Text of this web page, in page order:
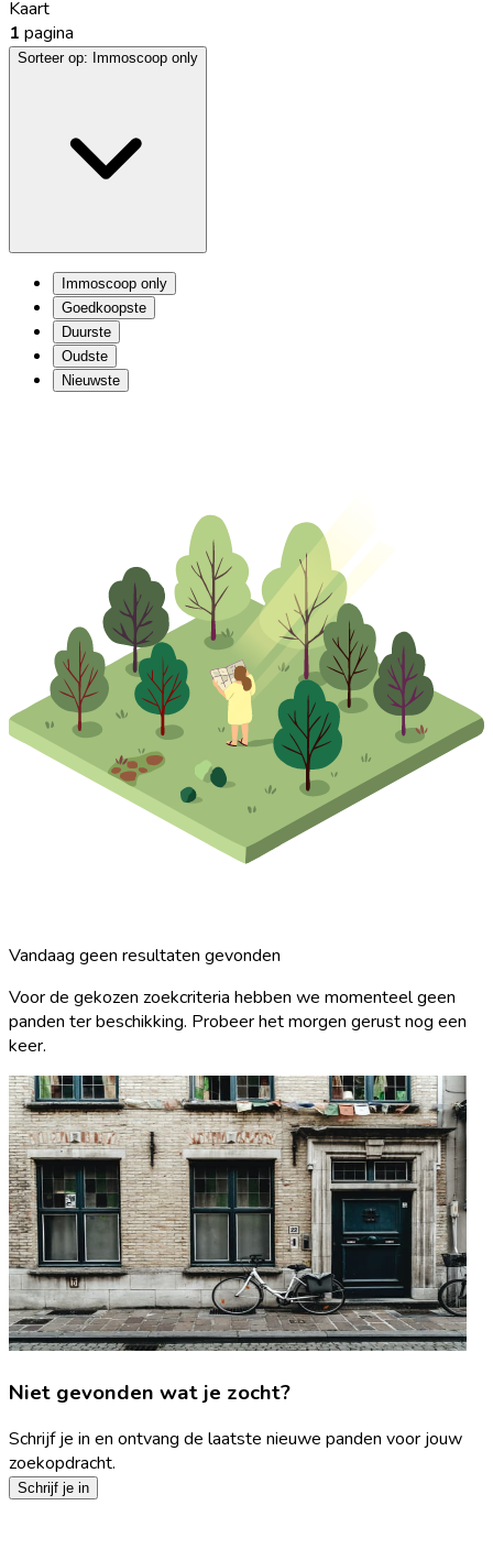
Kaart
1 pagina
Sorteer op: Immoscoop only
Immoscoop only
Goedkoopste
Duurste
Oudste
Nieuwste
Vandaag geen resultaten gevonden
Voor de gekozen zoekcriteria hebben we momenteel geen
panden ter beschikking. Probeer het morgen gerust nog een
keer.
Niet gevonden wat je zocht?
Schrijf je in en ontvang de laatste nieuwe panden voor jouw
zoekopdracht.
Schrijf je in